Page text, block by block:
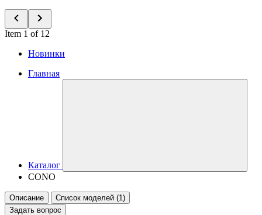
Item 1 of 12
Новинки
Главная
Каталог
CONO
Описание
Список моделей (1)
Задать вопрос